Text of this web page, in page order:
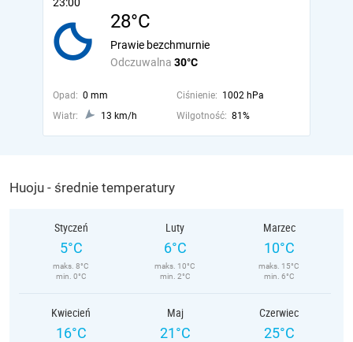
28°C
Odczuwalna 30°C
Prawie bezchmurnie
Opad: 0 mm Ciśnienie: 1002 hPa
Wiatr:
13 km/h Wilgotność: 81%
Huoju - średnie temperatury
Styczeń
5°C
maks. 8°C
min. 0°C
Luty
6°C
maks. 10°C
min. 2°C
Marzec
10°C
maks. 15°C
min. 6°C
Kwiecień
16°C
Maj
21°C
Czerwiec
25°C